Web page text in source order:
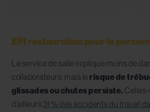
EPI restauration pour le
Le service de salle implique moins de
collaborateurs, mais le risque de
glissades ou chutes persiste.
d’ailleurs 31 % des accidents du travail